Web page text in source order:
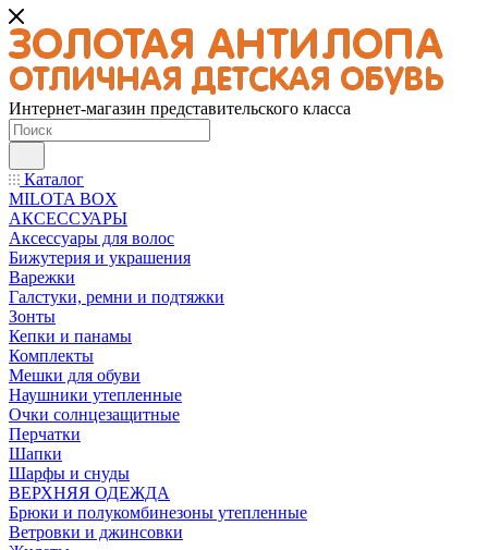
Интернет-магазин представительского класса
Каталог
MILOTA BOX
АКСЕССУАРЫ
Аксессуары для волос
Бижутерия и украшения
Варежки
Галстуки, ремни и подтяжки
Зонты
Кепки и панамы
Комплекты
Мешки для обуви
Наушники утепленные
Очки солнцезащитные
Перчатки
Шапки
Шарфы и снуды
ВЕРХНЯЯ ОДЕЖДА
Брюки и полукомбинезоны утепленные
Ветровки и джинсовки